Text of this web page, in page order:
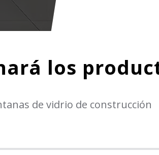
los
de vidrio de construcción